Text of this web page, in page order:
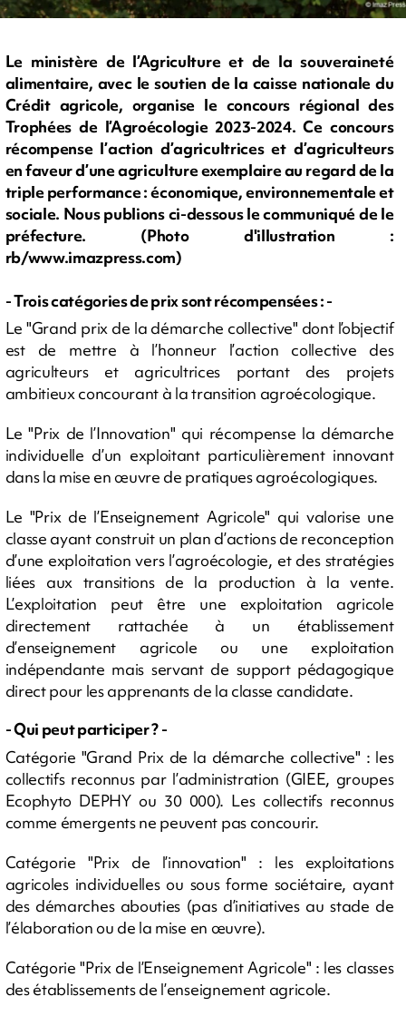
Le ministère de l’Agriculture et de la souveraineté
alimentaire, avec le soutien de la caisse nationale du
Crédit agricole, organise le concours régional des
Trophées de l’Agroécologie 2023-2024. Ce concours
récompense l’action d’agricultrices et d’agriculteurs
en faveur d’une agriculture exemplaire au regard de la
triple performance : économique, environnementale et
sociale. Nous publions ci-dessous le communiqué de le
préfecture. (Photo d'illustration :
rb/www.imazpress.com)
- Trois catégories de prix sont récompensées : -
Le "Grand prix de la démarche collective" dont l’objectif
est de mettre à l’honneur l’action collective des
agriculteurs et agricultrices portant des projets
ambitieux concourant à la transition agroécologique.
Le "Prix de l’Innovation" qui récompense la démarche
individuelle d’un exploitant particulièrement innovant
dans la mise en œuvre de pratiques agroécologiques.
Le "Prix de l’Enseignement Agricole" qui valorise une
classe ayant construit un plan d’actions de reconception
d’une exploitation vers l’agroécologie, et des stratégies
liées aux transitions de la production à la vente.
L’exploitation peut être une exploitation agricole
directement rattachée à un établissement
d’enseignement agricole ou une exploitation
indépendante mais servant de support pédagogique
direct pour les apprenants de la classe candidate.
- Qui peut participer ? -
Catégorie "Grand Prix de la démarche collective" : les
collectifs reconnus par l’administration (GIEE, groupes
Ecophyto DEPHY ou 30 000). Les collectifs reconnus
comme émergents ne peuvent pas concourir.
Catégorie "Prix de l’innovation" : les exploitations
agricoles individuelles ou sous forme sociétaire, ayant
des démarches abouties (pas d’initiatives au stade de
l’élaboration ou de la mise en œuvre).
Catégorie "Prix de l’Enseignement Agricole" : les classes
des établissements de l’enseignement agricole.